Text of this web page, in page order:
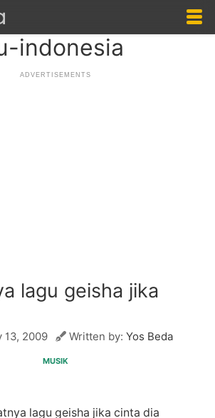
indonesia
lagu geisha jika
13, 2009 Written by: Yos Beda
MUSIK